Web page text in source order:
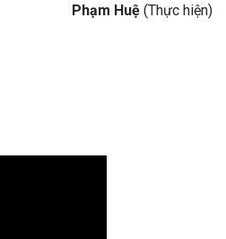
Phạm Huệ (Thực hiện)